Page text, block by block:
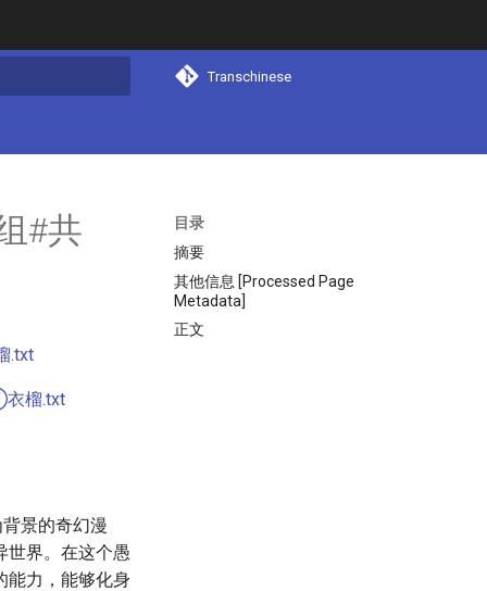
Transchinese
目录
摘要
其他信息 [Processed Page
Metadata]
正文
#共
.txt
榴.txt
景的奇幻漫
世界。在这个愚
能力，能够化身